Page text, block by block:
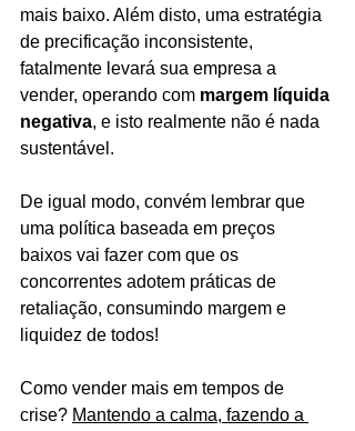
mais baixo. Além disto, uma estratégia
de precificação inconsistente,
fatalmente levará sua empresa a
vender, operando com margem líquida
negativa, e isto realmente não é nada
sustentável.
De igual modo, convém lembrar que
uma política baseada em preços
baixos vai fazer com que os
concorrentes adotem práticas de
retaliação, consumindo margem e
liquidez de todos!
Como vender mais em tempos de
crise? Mantendo a calma, fazendo a